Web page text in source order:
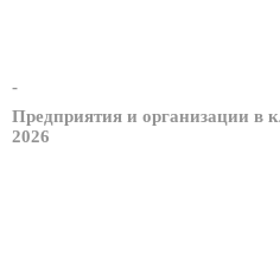
-
Предприятия и организации в
2026